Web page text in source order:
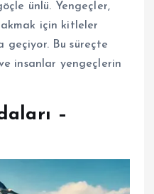
ünlü. Yengeçler,
için kitleler
geçiyor. Bu süreçte
insanlar yengeçlerin
–